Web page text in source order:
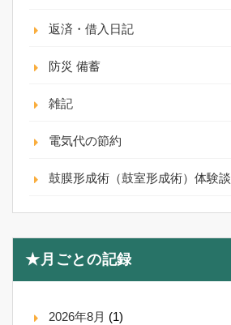
返済・借入日記
防災 備蓄
雑記
電気代の節約
鼓膜形成術（鼓室形成術）体験談
★月ごとの記録
2026年8月 (1)